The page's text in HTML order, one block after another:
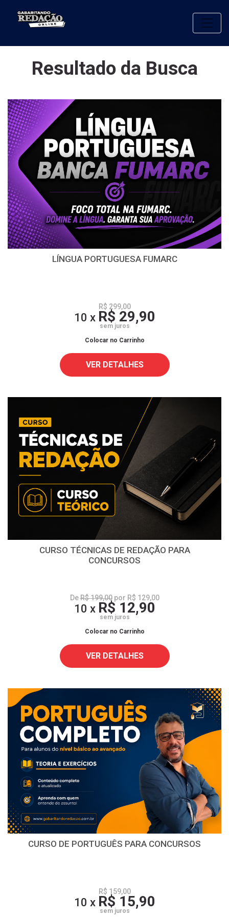
Resultado da Busca
LÍNGUA PORTUGUESA FUMARC
R$ 299,00
10 x R$ 29,90
sem juros
Colocar no Carrinho
VER DETALHES
CURSO TÉCNICAS DE REDAÇÃO PARA
CONCURSOS
DeR$ 199,00por R$ 129,00
10 x R$ 12,90
sem juros
Colocar no Carrinho
VER DETALHES
CURSO DE PORTUGUÊS PARA CONCURSOS
R$ 159,00
10 x R$ 15,90
sem juros